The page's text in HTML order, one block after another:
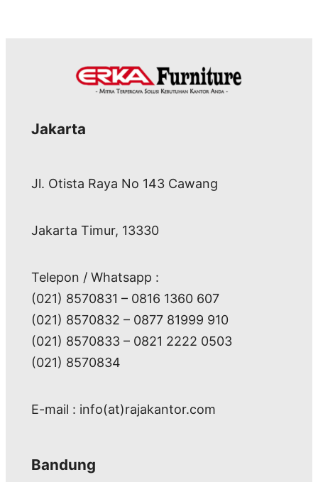
Jakarta
Jl. Otista Raya No 143 Cawang
Jakarta Timur, 13330
Telepon / Whatsapp :
(021) 8570831 – 0816 1360 607
(021) 8570832 – 0877 81999 910
(021) 8570833 – 0821 2222 0503
(021) 8570834
E-mail : info(at)rajakantor.com
Bandung